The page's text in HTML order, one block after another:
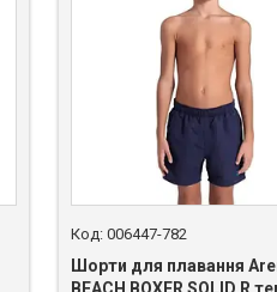
006447-782
Шорти для плавання